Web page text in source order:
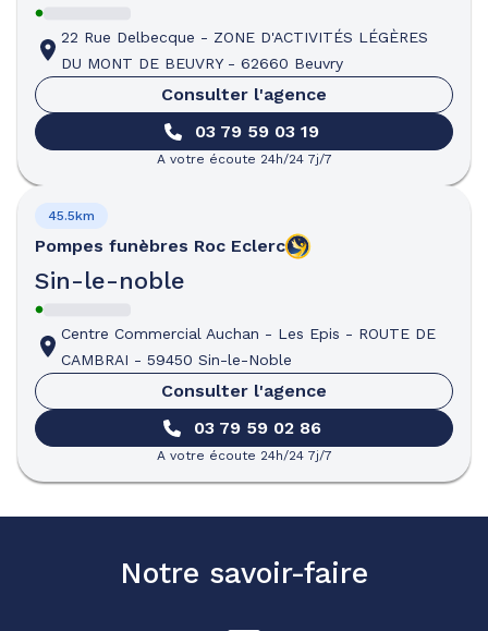
22 Rue Delbecque - ZONE D'ACTIVITÉS LÉGÈRES
DU MONT DE BEUVRY- 62660 Beuvry
Consulter l'agence
03 79 59 03 19
A votre écoute 24h/24 7j/7
Pompes funèbres Roc Eclerc
Sin-le-noble
45.5km
Centre Commercial Auchan - Les Epis - ROUTE DE
CAMBRAI - 59450 Sin-le-Noble
Consulter l'agence
03 79 59 02 86
A votre écoute 24h/24 7j/7
Notre savoir-faire